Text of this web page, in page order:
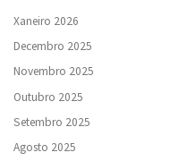
Xaneiro 2026
Decembro 2025
Novembro 2025
Outubro 2025
Setembro 2025
Agosto 2025